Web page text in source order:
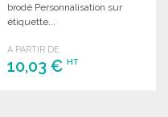
brodé Personnalisation sur
étiquette...
A PARTIR DE
10,03 €HT